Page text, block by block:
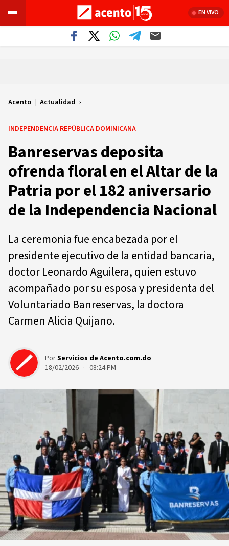
EN VIVO
Acento | Actualidad
INDEPENDENCIA REPÚBLICA DOMINICANA
Banreservas deposita
ofrenda floral en el Altar de la
Patria por el 182 aniversario
de la Independencia Nacional
La ceremonia fue encabezada por el
presidente ejecutivo de la entidad bancaria,
doctor Leonardo Aguilera, quien estuvo
acompañado por su esposa y presidenta del
Voluntariado Banreservas, la doctora
Carmen Alicia Quijano.
PorServicios de Acento.com.do
18/02/2026 · 08:24 PM